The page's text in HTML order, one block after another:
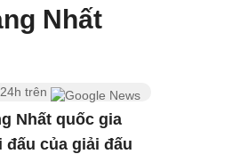
Nhất
trên
Nhất quốc gia
đấu của giải đấu